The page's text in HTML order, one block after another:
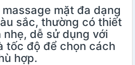
massage mặt đa dạng
sắc, thường có thiết
dễ sử dụng với
tốc độ để chọn cách
hợp.